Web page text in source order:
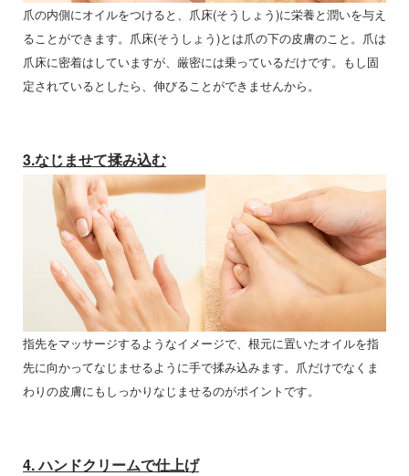
爪の内側にオイルをつけると、爪床(そうしょう)に栄養と潤いを与え
ることができます。爪床(そうしょう)とは爪の下の皮膚のこと。爪は
爪床に密着はしていますが、厳密には乗っているだけです。もし固
定されているとしたら、伸びることができませんから。
3.なじませて揉み込む
指先をマッサージするようなイメージで、根元に置いたオイルを指
先に向かってなじませるように手で揉み込みます。爪だけでなくま
わりの皮膚にもしっかりなじませるのがポイントです。
4. ハンドクリームで仕上げ